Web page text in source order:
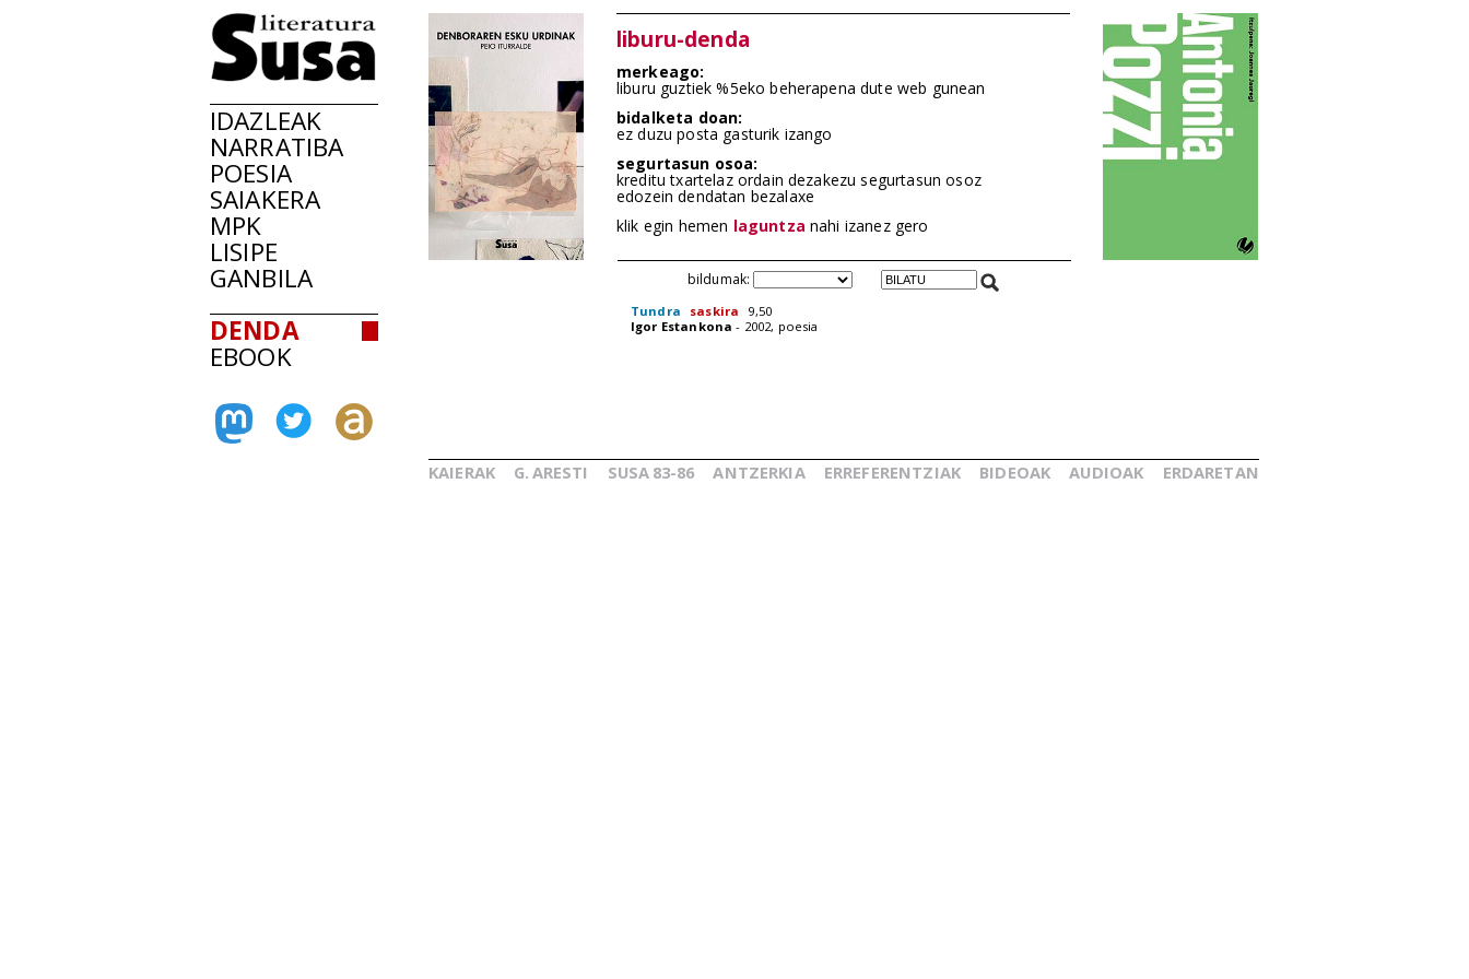
IDAZLEAK
NARRATIBA
POESIA
SAIAKERA
MPK
LISIPE
GANBILA
DENDA
EBOOK
liburu-denda
merkeago:
liburu guztiek %5eko beherapena dute web gunean
bidalketa doan:
ez duzu posta gasturik izango
segurtasun osoa:
kreditu txartelaz ordain dezakezu segurtasun osoz
edozein dendatan bezalaxe
klik egin hemen laguntza nahi izanez gero
bildumak:
Tundra saskira
9,50
Igor Estankona - 2002, poesia
KAIERAK G. ARESTI SUSA 83-86 ANTZERKIA ERREFERENTZIAK BIDEOAK AUDIOAK ERDARETAN